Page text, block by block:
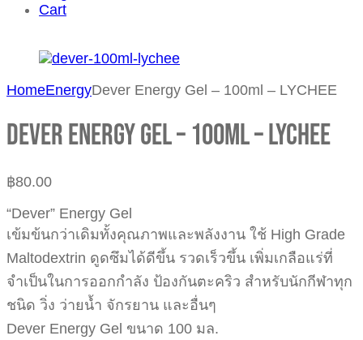
Cart
HomeEnergyDever Energy Gel – 100ml – LYCHEE
Dever Energy Gel – 100ml – LYCHEE
฿80.00
“Dever” Energy Gel
เข้มข้นกว่าเดิมทั้งคุณภาพและพลังงาน ใช้ High Grade
Maltodextrin ดูดซึมได้ดีขึ้น รวดเร็วขึ้น เพิ่มเกลือแร่ที่
จำเป็นในการออกกำลัง ป้องกันตะคริว สำหรับนักกีฬาทุก
ชนิด วิ่ง ว่ายน้ำ จักรยาน และอื่นๆ
Dever Energy Gel ขนาด 100 มล.